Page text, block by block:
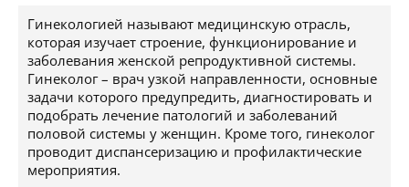
Гинекологией называют медицинскую отрасль,
которая изучает строение, функционирование и
заболевания женской репродуктивной системы.
Гинеколог – врач узкой направленности, основные
задачи которого предупредить, диагностировать и
подобрать лечение патологий и заболеваний
половой системы у женщин. Кроме того, гинеколог
проводит диспансеризацию и профилактические
мероприятия.